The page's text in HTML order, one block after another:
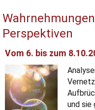
Perspektiven
Vom 6. bis zum
und sie